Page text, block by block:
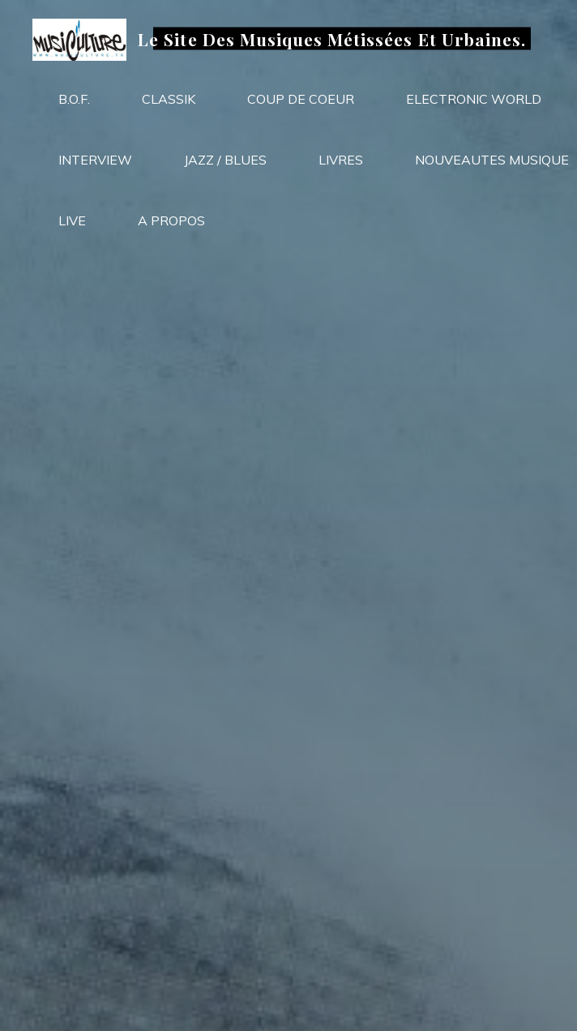
contenu
Le Site Des Musiques Métissées Et Urbaines.
B.O.F. CLASSIK COUP DE COEUR ELECTRONIC WORLD
INTERVIEW JAZZ / BLUES LIVRES NOUVEAUTES MUSIQUE
LIVE A PROPOS